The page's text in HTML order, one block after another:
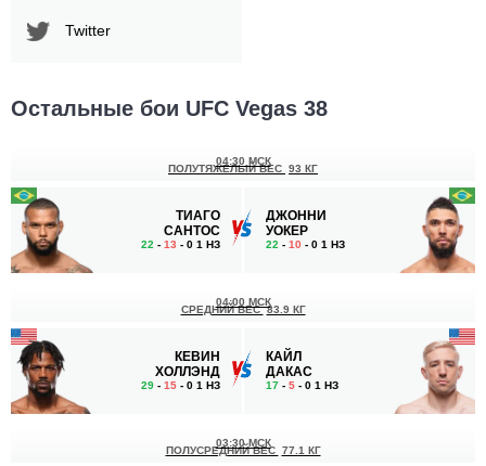
Twitter
Остальные бои UFC Vegas 38
ТИАГО
САНТОС
22 - 13 - 0 1 НЗ
04:30 МСК
ПОЛУТЯЖЕЛЫЙ ВЕС 93 КГ
ДЖОННИ
УОКЕР
22 - 10 - 0 1 НЗ
КЕВИН
ХОЛЛЭНД
29 - 15 - 0 1 НЗ
04:00 МСК
СРЕДНИЙ ВЕС 83.9 КГ
КАЙЛ
ДАКАС
17 - 5 - 0 1 НЗ
03:30 МСК
ПОЛУСРЕДНИЙ ВЕС 77.1 КГ